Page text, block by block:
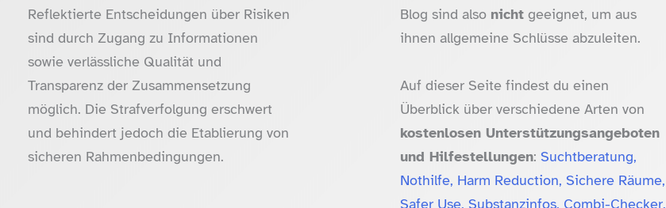
Reflektierte Entscheidungen über Risiken
sind durch Zugang zu Informationen
sowie verlässliche Qualität und
Transparenz der Zusammensetzung
möglich. Die Strafverfolgung erschwert
und behindert jedoch die Etablierung von
sicheren Rahmenbedingungen.
Blog sind also nicht geeignet, um aus
ihnen allgemeine Schlüsse abzuleiten.
Auf dieser Seite findest du einen
Überblick über verschiedene Arten von
kostenlosen Unterstützungsangeboten
und Hilfestellungen: Suchtberatung,
Nothilfe, Harm Reduction, Sichere Räume,
Safer Use, Substanzinfos, Combi-Checker,